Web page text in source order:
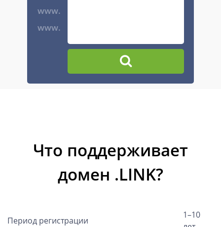
www.
www.
Что поддерживает
домен .LINK?
Период регистрации
1–10